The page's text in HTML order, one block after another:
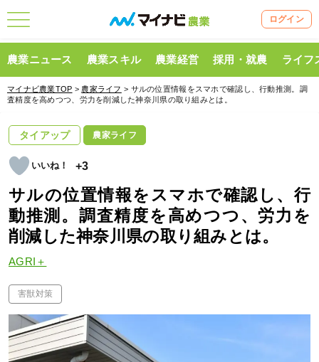
ログイン
農業ニュース 農業スキル 農業経営 採用・就農 ライフ
マイナビ農業TOP > 農家ライフ > サルの位置情報をスマホで確認し、行動推測。調
査精度を高めつつ、労力を削減した神奈川県の取り組みとは。
タイアップ 農家ライフ
+3
サルの位置情報をスマホで確認し、行
動推測。調査精度を高めつつ、労力を
削減した神奈川県の取り組みとは。
AGRI＋
害獣対策